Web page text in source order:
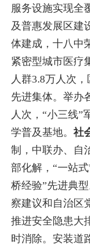
服务设施实现全
及普惠发展区建
体建成，十八中
紧密型城市医疗
人群3.8万人次，
先进集体。举办
人次， “小三线”
学普及基地。 社
制，中联办、自
部化解， “一站式
桥经验”先进典型
察建议和自治区
推进安全隐患大
时消除。安装道